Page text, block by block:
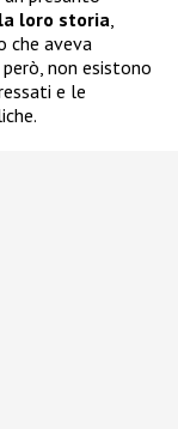
loro storia
aveva
non esistono
e le